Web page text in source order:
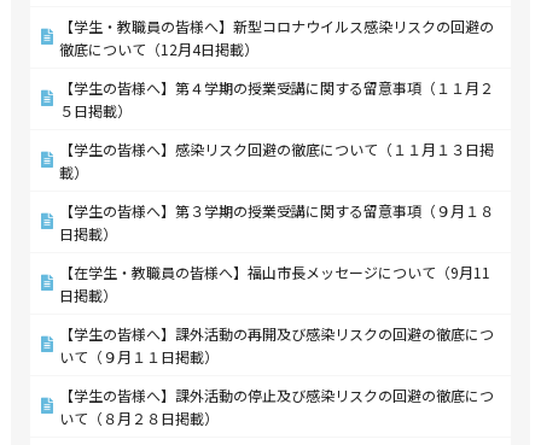
【学生・教職員の皆様へ】新型コロナウイルス感染リスクの回避の
徹底について（12月4日掲載）
【学生の皆様へ】第４学期の授業受講に関する留意事項（１１月２
５日掲載）
【学生の皆様へ】感染リスク回避の徹底について（１１月１３日掲
載）
【学生の皆様へ】第３学期の授業受講に関する留意事項（９月１８
日掲載）
【在学生・教職員の皆様へ】福山市長メッセージについて（9月11
日掲載）
【学生の皆様へ】課外活動の再開及び感染リスクの回避の徹底につ
いて（９月１１日掲載）
【学生の皆様へ】課外活動の停止及び感染リスクの回避の徹底につ
いて（８月２８日掲載）